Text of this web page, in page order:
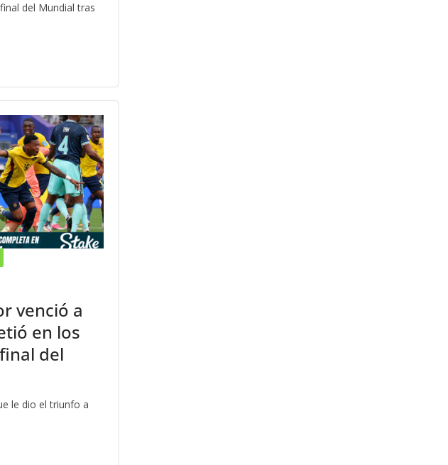
del Mundial tras
venció a
en los
del
le dio el triunfo a